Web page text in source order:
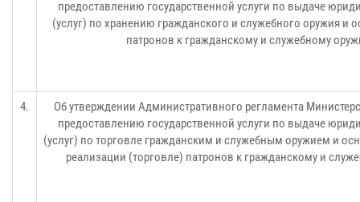
предоставлению государственной услуги по выдаче
(услуг) по хранению гражданского и служебного оружия и
патронов к гражданскому и служебному
4.
Об утверждении Административного регламента
предоставлению государственной услуги по выдаче
(услуг) по торговле гражданским и служебным оружием и
реализации (торговле) патронов к гражданскому и